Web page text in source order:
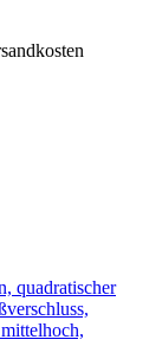
quadratischer